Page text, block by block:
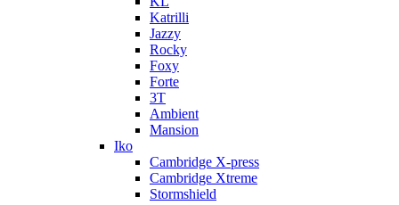
Katrilli
Jazzy
Rocky
Foxy
Forte
3T
Ambient
Mansion
Iko
Cambridge X-press
Cambridge Xtreme
Stormshield